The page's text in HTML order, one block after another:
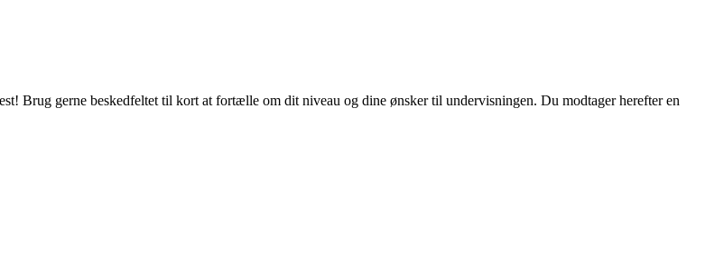
Brug gerne beskedfeltet til kort at fortælle om dit niveau og dine ønsker til undervisningen. Du modtager herefter en